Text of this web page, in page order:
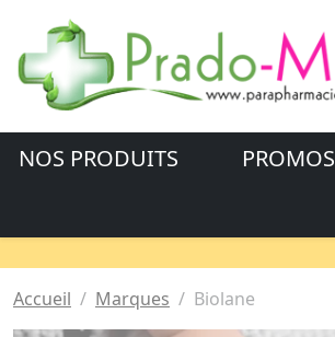
NOS PRODUITS PROMOS
Accueil Marques Biolane